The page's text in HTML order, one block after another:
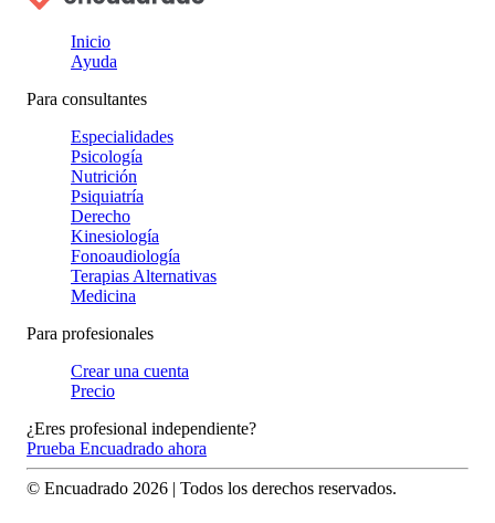
Inicio
Ayuda
Para consultantes
Especialidades
Psicología
Nutrición
Psiquiatría
Derecho
Kinesiología
Fonoaudiología
Terapias Alternativas
Medicina
Para profesionales
Crear una cuenta
Precio
¿Eres profesional independiente?
Prueba Encuadrado ahora
© Encuadrado 2026 | Todos los derechos reservados.